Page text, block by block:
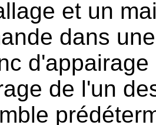
et un
dans
de l'un